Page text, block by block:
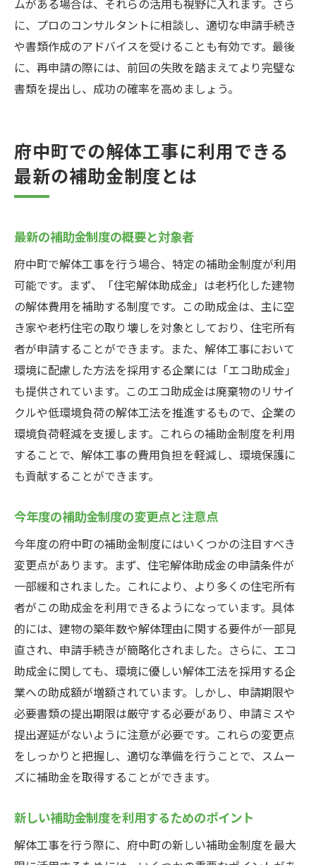
に、プロのコンサルタントに相談し、適切な申請手続き
や書類作成のアドバイスを受けることも有効です。最後
に、再申請の際には、前回の失敗を踏まえてより完璧な
書類を提出し、成功の確率を高めましょう。
府中町での解体工事に利用できる
最新の補助金制度とは
最新の補助金制度の概要と対象者
府中町で解体工事を行う場合、特定の補助金制度が利用
可能です。まず、「住宅解体助成金」は老朽化した建物
の解体費用を補助する制度です。この助成金は、主に空
き家や老朽住宅の取り壊しを対象としており、住宅所有
者が申請することができます。また、解体工事において
環境に配慮した方法を採用する企業には「エコ助成金」
も提供されています。このエコ助成金は廃棄物のリサイ
クルや低環境負荷の解体工法を推進するもので、企業の
環境負荷軽減を支援します。これらの補助金制度を利用
することで、解体工事の費用負担を軽減し、環境保護に
も貢献することができます。
今年度の補助金制度の変更点と注意点
今年度の府中町の補助金制度にはいくつかの注目すべき
変更点があります。まず、住宅解体助成金の申請条件が
一部緩和されました。これにより、より多くの住宅所有
者がこの助成金を利用できるようになっています。具体
的には、建物の築年数や解体理由に関する要件が一部見
直され、申請手続きが簡略化されました。さらに、エコ
助成金に関しても、環境に優しい解体工法を採用する企
業への助成額が増額されています。しかし、申請期限や
必要書類の提出期限は厳守する必要があり、申請ミスや
提出遅延がないように注意が必要です。これらの変更点
をしっかりと把握し、適切な準備を行うことで、スムー
ズに補助金を取得することができます。
新しい補助金制度を利用するためのポイント
解体工事を行う際に、府中町の新しい補助金制度を最大